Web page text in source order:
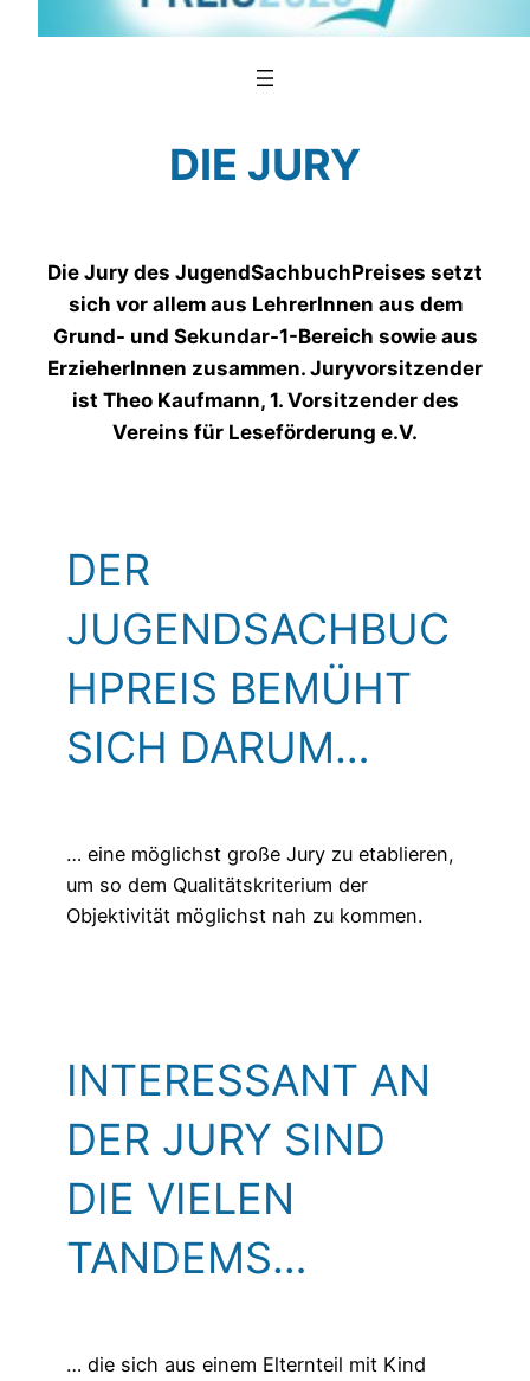
DIE JURY
Die Jury des JugendSachbuchPreises setzt
sich vor allem aus LehrerInnen aus dem
Grund- und Sekundar-1-Bereich sowie aus
ErzieherInnen zusammen. Juryvorsitzender
ist Theo Kaufmann, 1. Vorsitzender des
Vereins für Leseförderung e.V.
DER
JUGENDSACHBUC
H­PREIS BEMÜHT
SICH DARUM…
… eine möglichst große Jury zu etablieren,
um so dem Qualitätskriterium der
Objektivität möglichst nah zu kommen.
INTERESSANT AN
DER JURY SIND
DIE VIELEN
TANDEMS…
… die sich aus einem Elternteil mit Kind